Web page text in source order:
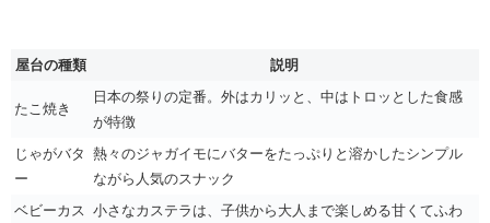
屋台の種類 説明
たこ焼き
日本の祭りの定番。外はカリッと、中はトロッとした食感
が特徴
じゃがバタ
ー
熱々のジャガイモにバターをたっぷりと溶かしたシンプル
ながら人気のスナック
ベビーカス 小さなカステラは、子供から大人まで楽しめる甘くてふわ